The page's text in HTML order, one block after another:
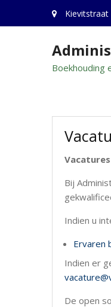
Kievitstraat
Boekhouding
Vacatures
Bij
Indien u
Ervaren
Indien er
De open